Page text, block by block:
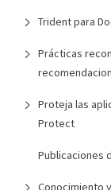
Trident para
Prácticas
Proteja las
Protect
Publicaciones
Conocimiento